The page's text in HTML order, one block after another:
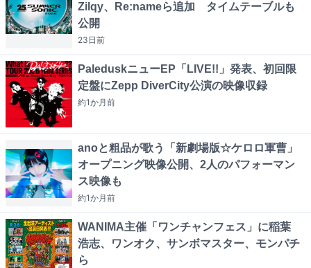
Zilqy、Re:nameら追加 タイムテーブルも
公開
23日前
PaleduskニューEP「LIVE!!」発表、初回限
定盤にZepp DiverCity公演の映像収録
約1か月前
anoと粗品が歌う「新劇場版☆ケロロ軍曹」
オープニング映像公開、2人のパフォーマン
ス映像も
約1か月前
WANIMA主催「ワンチャンフェス」に稲葉
浩志、ワンオク、サンボマスター、モンパチ
ら